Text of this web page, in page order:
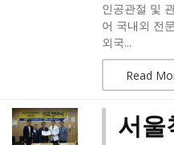
인공관절 및
어 국내외 전
외국...
Read
서울